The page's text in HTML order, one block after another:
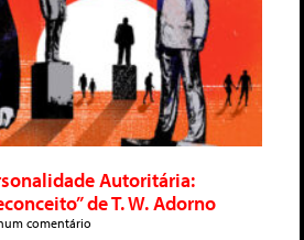
Autoritária:
de T. W. Adorno
comentário